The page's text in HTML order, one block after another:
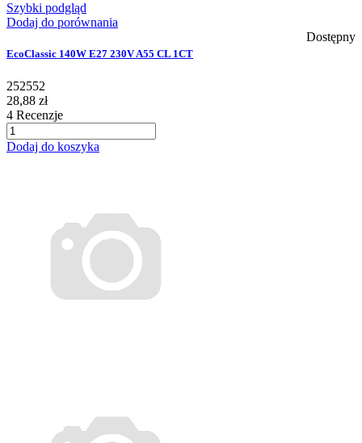
Szybki podgląd
Dodaj do porównania
Dostępny
EcoClassic 140W E27 230V A55 CL 1CT
252552
28,88 zł
4 Recenzje
Dodaj do koszyka